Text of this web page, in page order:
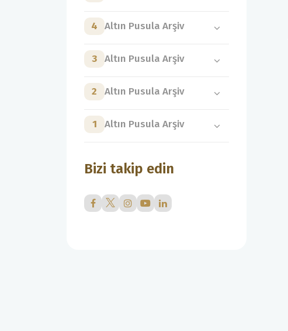
4 Altın Pusula Arşiv
3 Altın Pusula Arşiv
2 Altın Pusula Arşiv
1 Altın Pusula Arşiv
Bizi takip edin